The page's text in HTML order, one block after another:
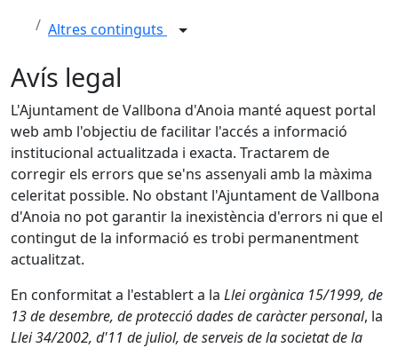
Altres continguts
Avís legal
L'Ajuntament de Vallbona d'Anoia manté aquest portal
web amb l'objectiu de facilitar l'accés a informació
institucional actualitzada i exacta. Tractarem de
corregir els errors que se'ns assenyali amb la màxima
celeritat possible. No obstant l'Ajuntament de Vallbona
d'Anoia no pot garantir la inexistència d'errors ni que el
contingut de la informació es trobi permanentment
actualitzat.
En conformitat a l'establert a la Llei orgànica 15/1999, de
13 de desembre, de protecció dades de caràcter personal, la
Llei 34/2002, d'11 de juliol, de serveis de la societat de la